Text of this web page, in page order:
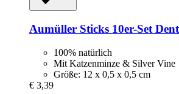
Aumüller Sticks 10er-​Set
100% natürlich
Mit Katzenminze & Silver Vine
Größe: 12 x 0,5 x 0,5 cm
€ 3,39